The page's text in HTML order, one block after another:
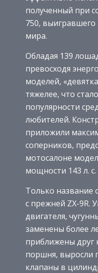
полученный при
750, выигравшего
мира.
Обладая 139
превосходя
моделей,
тяжелее, что
популярности
любителей.
приложили
соперников,
мотосалоне
мощности 143 л. с.
Только название
с прежней ZX-9R.
двигателя,
заменены более
приближены друг
поршня, выросли
клапаны в